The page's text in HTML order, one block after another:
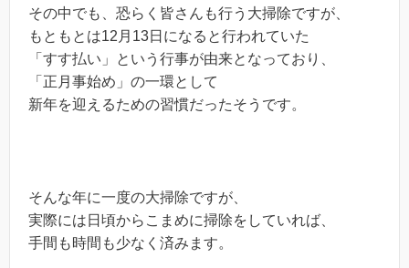
その中でも、恐らく皆さんも行う大掃除ですが、
もともとは12月13日になると行われていた
「すす払い」という行事が由来となっており、
「正月事始め」の一環として
新年を迎えるための習慣だったそうです。
そんな年に一度の大掃除ですが、
実際には日頃からこまめに掃除をしていれば、
手間も時間も少なく済みます。